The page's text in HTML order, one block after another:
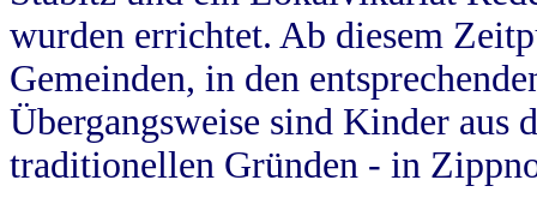
wurden errichtet. Ab diesem
Gemeinden, in den
Übergangsweise sind Kinder aus
traditionellen Gründen - in